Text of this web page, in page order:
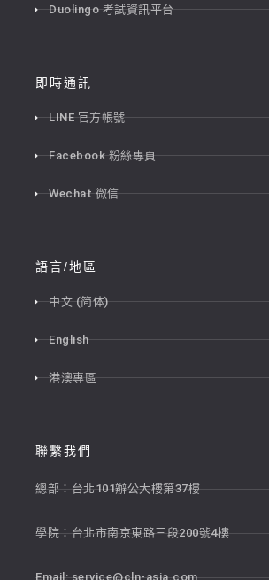
Duolingo 考試資訊平台
即時通訊
LINE 官方帳號
Facebook 粉絲專頁
Wechat 微信
語言/地區
中文 (简体)
English
港澳專區
聯繫我們
總部：台北101辦公大樓第37樓
學院：台北市南京東路三段200號4樓
Email:service@cln-asia.com